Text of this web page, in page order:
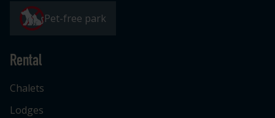
Pet-free park
Rental
Chalets
Lodges